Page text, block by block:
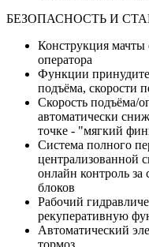
БЕЗОПАСНОСТЬ И
Конструкция
оператора
Функции
подъёма, скорости
Скорость подъёма/
автоматически
точке - "мягкий
Система полного
централизованной
онлайн контроль за
блоков
Рабочий
рекуперативную
Автоматический